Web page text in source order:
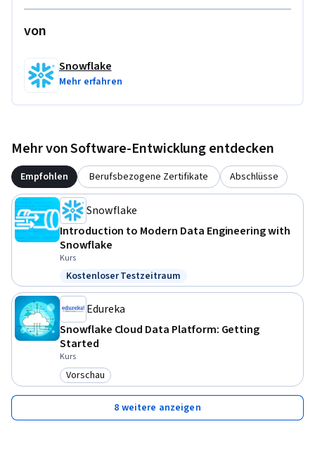
von
Snowflake
Mehr erfahren
Mehr von Software-Entwicklung entdecken
Empfohlen Berufsbezogene Zertifikate Abschlüsse
Snowflake
Introduction to Modern Data Engineering with
Snowflake
Kurs
Status: Kostenloser Testzeitraum
Kostenloser Testzeitraum
Edureka
Snowflake Cloud Data Platform: Getting
Started
Kurs
Kategorie: Vorschau
Vorschau
8 weitere anzeigen